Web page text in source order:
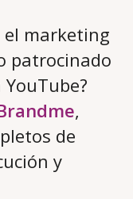
el marketing
patrocinado
,
de
y